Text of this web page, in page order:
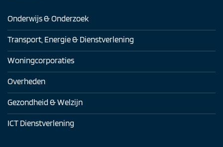
Onderwijs & Onderzoek
Transport, Energie & Dienstverlening
Woningcorporaties
Overheden
Gezondheid & Welzijn
ICT Dienstverlening